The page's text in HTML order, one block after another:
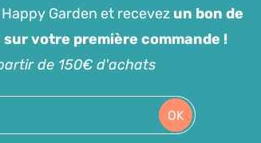
Garden et recevez un bon de
votre première commande !
de 150€ d'achats
OK